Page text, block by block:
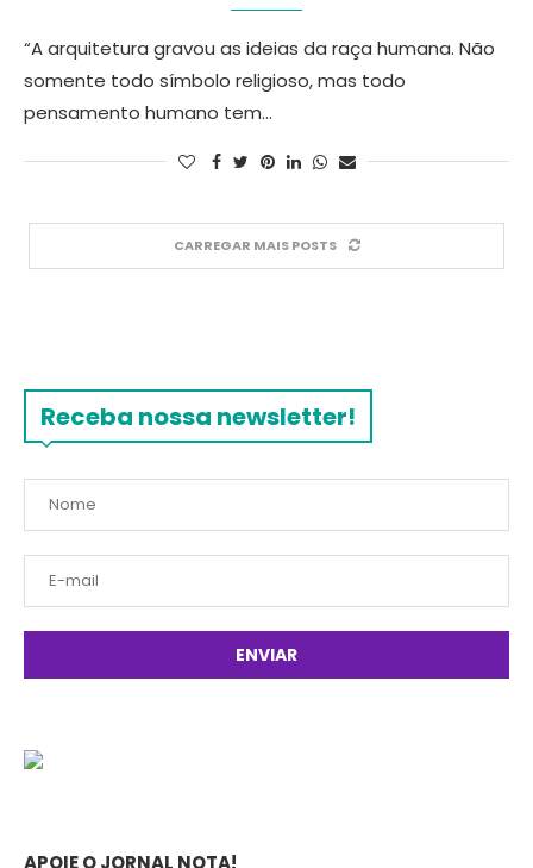
“A arquitetura gravou as ideias da raça humana. Não
somente todo símbolo religioso, mas todo
pensamento humano tem…
CARREGAR MAIS POSTS
Receba nossa newsletter!
APOIE O JORNAL NOTA!